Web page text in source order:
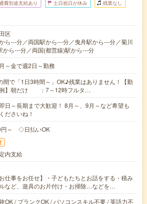
費別途支給あり 土日祝日が休み 残業なし
区
ら---分／両国駅から---分／曳舟駅から---分／菊川
から---分／両国(都営線)駅から---分
～金で週2日～勤務
間で「1日3時間～」OK♪残業はありません！【勤
例】朝だけ ：7～12時フルタ…
即日～長期まで大歓迎！ 8月～、9月～など希望も
ださいね！
円～ ◇日払いOK
内支給
お仕事をお任せ】・子どもたちとお話をする・積み
など、遊具のお片付け・お掃除…などを…
OK / ブランクOK / パソコンスキル不要 / 英語力不